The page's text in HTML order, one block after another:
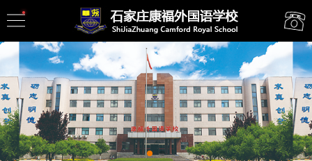
学校简介
学校文化